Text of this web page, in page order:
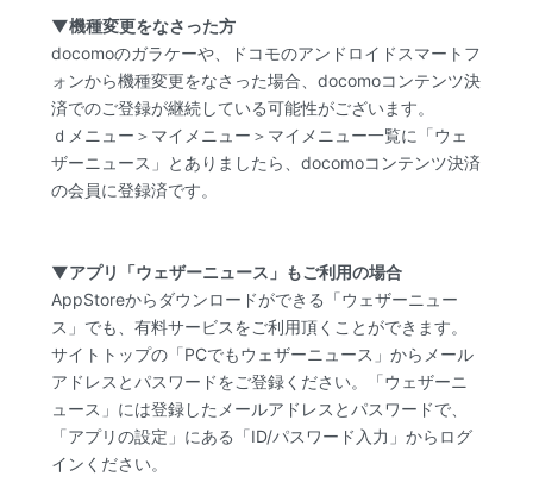
▼機種変更をなさった方
docomoのガラケーや、ドコモのアンドロイドスマートフ
ォンから機種変更をなさった場合、docomoコンテンツ決
済でのご登録が継続している可能性がございます。
ｄメニュー＞マイメニュー＞マイメニュー一覧に「ウェ
ザーニュース」とありましたら、docomoコンテンツ決済
の会員に登録済です。
▼アプリ「ウェザーニュース」もご利用の場合
AppStoreからダウンロードができる「ウェザーニュー
ス」でも、有料サービスをご利用頂くことができます。
サイトトップの「PCでもウェザーニュース」からメール
アドレスとパスワードをご登録ください。「ウェザーニ
ュース」には登録したメールアドレスとパスワードで、
「アプリの設定」にある「ID/パスワード入力」からログ
インください。